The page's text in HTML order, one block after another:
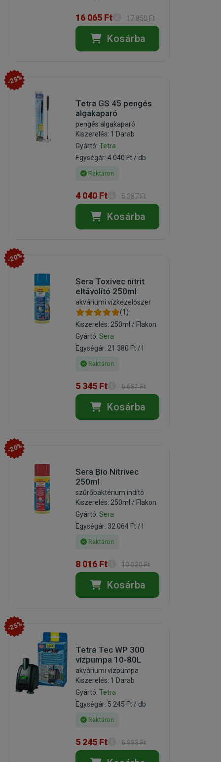
16 065 Ft 17 850 Ft
Kosárba
-25%
Tetra GS 45 pengés
algakaparó
pengés algakaparó
Kiszerelés: 1 Darab
Gyártó:Tetra
Egységár: 4 040 Ft / db
Raktáron
4 040 Ft 5 387 Ft
Kosárba
-20%
Sera Toxivec nitrit
eltávolító 250ml
akváriumi vízkezelőszer
(1)
Kiszerelés: 250ml / Flakon
Gyártó:Sera
Egységár: 21 380 Ft / l
Raktáron
5 345 Ft 6 681 Ft
Kosárba
-20%
Sera Bio Nitrivec
250ml
szűrőbaktérium indító
Kiszerelés: 250ml / Flakon
Gyártó:Sera
Egységár: 32 064 Ft / l
Raktáron
8 016 Ft 10 020 Ft
Kosárba
-25%
Tetra Tec WP 300
vízpumpa 10-80L
akváriumi vízpumpa
Kiszerelés: 1 Darab
Gyártó:Tetra
Egységár: 5 245 Ft / db
Raktáron
5 245 Ft 6 993 Ft